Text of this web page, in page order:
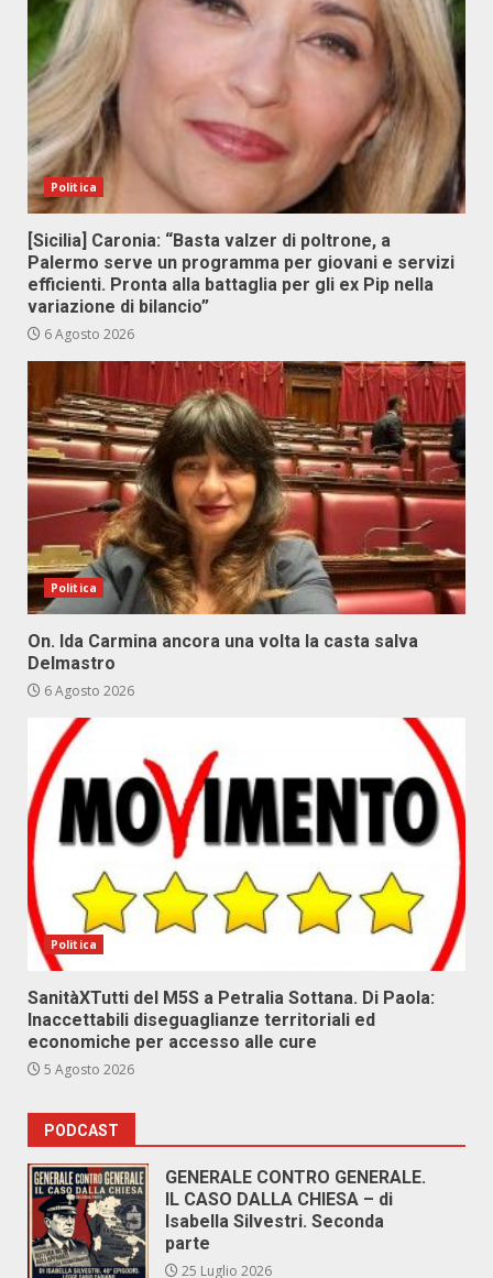
Politica
[Sicilia] Caronia: “Basta valzer di poltrone, a
Palermo serve un programma per giovani e servizi
efficienti. Pronta alla battaglia per gli ex Pip nella
variazione di bilancio”
6 Agosto 2026
Politica
On. Ida Carmina ancora una volta la casta salva
Delmastro
6 Agosto 2026
Politica
SanitàXTutti del M5S a Petralia Sottana. Di Paola:
Inaccettabili diseguaglianze territoriali ed
economiche per accesso alle cure
5 Agosto 2026
PODCAST
GENERALE CONTRO GENERALE.
IL CASO DALLA CHIESA – di
Isabella Silvestri. Seconda
parte
25 Luglio 2026